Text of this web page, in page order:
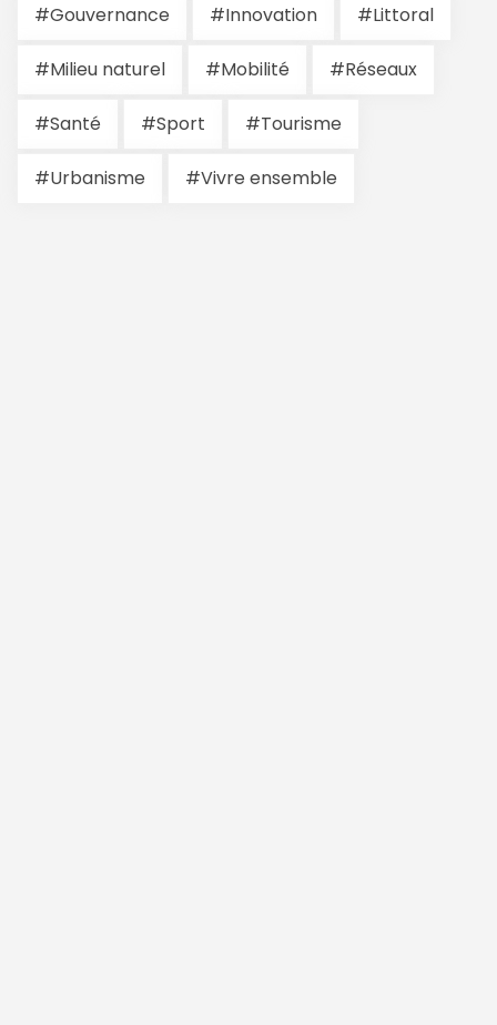
#Gouvernance #Innovation #Littoral
#Milieu naturel #Mobilité #Réseaux
#Santé #Sport #Tourisme
#Urbanisme #Vivre ensemble